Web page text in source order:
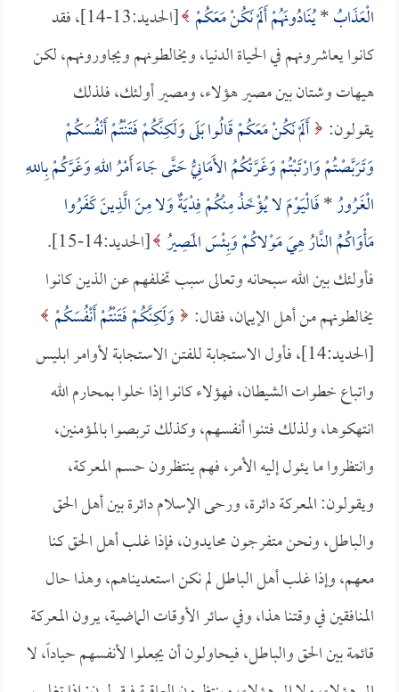
الْعَذَابُ*يُنَادُونَهُمْ أَلَمْ نَكُنْ مَعَكُمْ
[الحديد:13-14]، فقد
كانوا يعاشرونهم في الحياة الدنيا، ويخالطونهم ويجاورونهم، لكن
هيهات وشتان بين مصير هؤلاء، ومصير أولئك، فلذلك
يقولون: أَلَمْ نَكُنْ مَعَكُمْ قَالُوا بَلَى وَلَكِنَّكُمْ فَتَنْتُمْ أَنْفُسَكُمْ
وَتَرَبَّصْتُمْ وَارْتَبْتُمْ وَغَرَّتْكُمُ الأَمَانِيُّ حَتَّى جَاءَ أَمْرُ اللهِ وَغَرَّكُمْ بِاللهِ
الْغَرُورُ*فَالْيَوْمَ لا يُؤْخَذُ مِنْكُمْ فِدْيَةٌ وَلا مِنَ الَّذِينَ كَفَرُوا
مَأْوَاكُمُ النَّارُ هِيَ مَوْلاكُمْ وَبِئْسَ المَصِيرُ [الحديد:14-15].
فأولئك بين الله سبحانه وتعالى سبب تخلفهم عن الذين كانوا
يخالطونهم من أهل الإيمان، فقال:
وَلَكِنَّكُمْ فَتَنْتُمْ أَنْفُسَكُمْ
[الحديد:14]، فأول الاستجابة للفتن الاستجابة لأوامر ابليس
واتباع خطوات الشيطان، فهؤلاء كانوا إذا خلوا بمحارم الله
انتهكوها، ولذلك فتنوا أنفسهم، وكذلك تربصوا بالمؤمنين،
وانتظروا ما يئول إليه الأمر، فهم ينتظرون حسم المعركة،
ويقولون: المعركة دائرة، ورحى الإسلام دائرة بين أهل الحق
والباطل، ونحن متفرجون محايدون، فإذا غلب أهل الحق كنا
معهم، وإذا غلب أهل الباطل لم نكن استعديناهم، وهذا حال
المنافقين في وقتنا هذا، وفي سائر الأوقات الماضية، يرون المعركة
قائمة بين الحق والباطل، فيحاولون أن يجعلوا لأنفسهم حياداً، لا